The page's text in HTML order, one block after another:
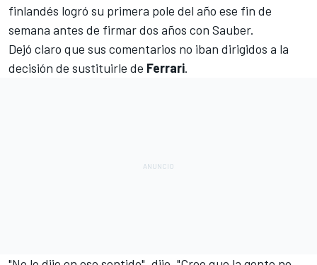
finlandés logró su primera pole del año ese fin de
semana antes de firmar dos años con Sauber.
Dejó claro que sus comentarios no iban dirigidos a la
decisión de sustituirle de Ferrari.